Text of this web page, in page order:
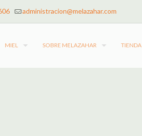
administracion@melazahar.com
MIEL SOBRE MELAZAHAR TIENDA